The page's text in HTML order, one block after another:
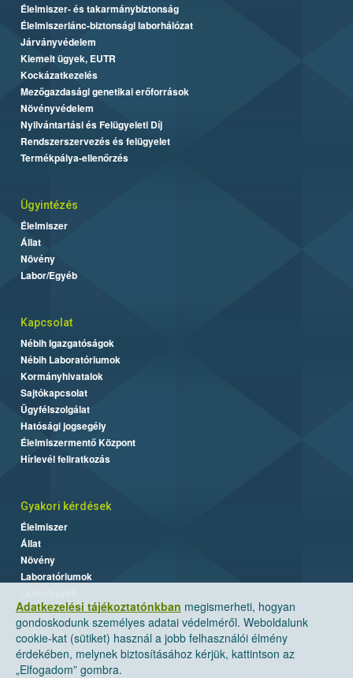
Adatkezelési tájékoztatónkban megismerheti, hogyan
gondoskodunk személyes adatai védelméről. Weboldalunk
cookie-kat (sütiket) használ a jobb felhasználói élmény
érdekében, melynek biztosításához kérjük, kattintson az
„Elfogadom” gombra.
Élelmiszer- és takarmánybiztonság
Élelmiszerlánc-biztonsági laborhálózat
Járványvédelem
Kiemelt ügyek, EUTR
Kockázatkezelés
Mezőgazdasági genetikai erőforrások
Növényvédelem
Nyilvántartási és Felügyeleti Díj
Rendszerszervezés és felügyelet
Termékpálya-ellenőrzés
Ügyintézés
Élelmiszer
Állat
Növény
Labor/Egyéb
Kapcsolat
Nébih Igazgatóságok
Nébih Laboratóriumok
Kormányhivatalok
Sajtókapcsolat
Ügyfélszolgálat
Hatósági jogsegély
Élelmiszermentő Központ
Hírlevél feliratkozás
Gyakori kérdések
Élelmiszer
Állat
Növény
Laboratóriumok